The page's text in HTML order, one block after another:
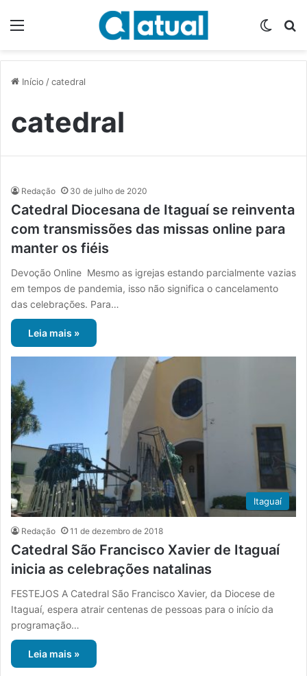
Início /catedral
catedral
Redação 30 de julho de 2020
Catedral Diocesana de Itaguaí se reinventa
com transmissões das missas online para
manter os fiéis
Devoção Online Mesmo as igrejas estando parcialmente vazias
em tempos de pandemia, isso não significa o cancelamento
das celebrações. Para…
Leia mais »
Itaguaí
Redação 11 de dezembro de 2018
Catedral São Francisco Xavier de Itaguaí
inicia as celebrações natalinas
FESTEJOS A Catedral São Francisco Xavier, da Diocese de
Itaguaí, espera atrair centenas de pessoas para o início da
programação…
Leia mais »